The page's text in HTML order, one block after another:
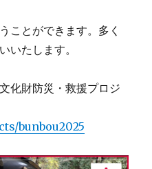
ことができます。多く
いたします。
化財防災・救援プロジ
bunbou2025